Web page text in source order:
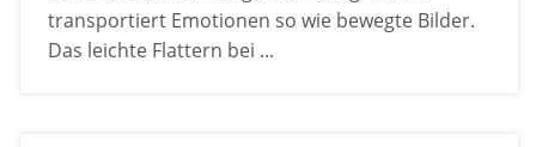
transportiert Emotionen so wie bewegte Bilder.
Das leichte Flattern bei ...